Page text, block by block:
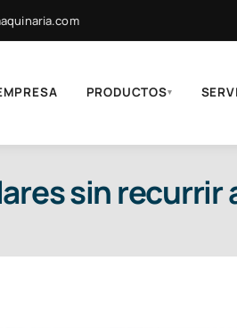
PRODUCTOS▾
sin recurrir